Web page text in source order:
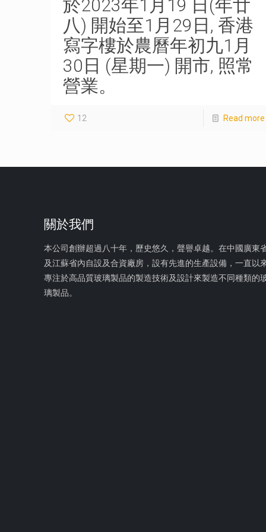
於2023年1月19 日(年廿
八) 開始至1月29日, 香港
寫字樓於農曆年初九1月
30日 (星期一) 開市, 照常
營業。
12 Read more
關於我們
本公司創辦超過八十年，歷史悠久，聲譽卓越。在中國廣東
及江蘇省內自設及合資廠房，設有先進的生產設備，一直以
專注於高品質玻璃製品的製造技術及設計來製造不同種類的
璃製品。